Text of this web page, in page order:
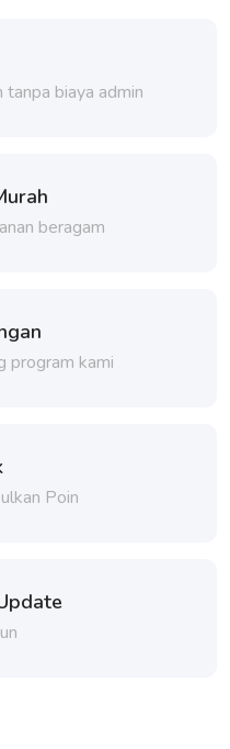
tanpa biaya admin
beragam
program kami
Poin